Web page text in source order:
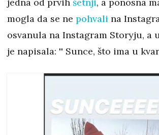
jedna od prvih šetnji, a ponosna
mogla da se ne pohvali na
osvanula na Instagram Storyju, a
je napisala: '' Sunce, što ima u